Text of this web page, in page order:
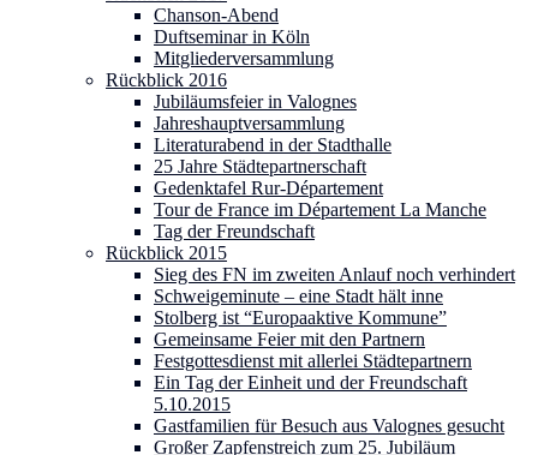
Chanson-Abend
Duftseminar in Köln
Mitgliederversammlung
Rückblick 2016
Jubiläumsfeier in Valognes
Jahreshauptversammlung
Literaturabend in der Stadthalle
25 Jahre Städtepartnerschaft
Gedenktafel Rur-Département
Tour de France im Département La Manche
Tag der Freundschaft
Rückblick 2015
Sieg des FN im zweiten Anlauf noch verhindert
Schweigeminute – eine Stadt hält inne
Stolberg ist “Europaaktive Kommune”
Gemeinsame Feier mit den Partnern
Festgottesdienst mit allerlei Städtepartnern
Ein Tag der Einheit und der Freundschaft
5.10.2015
Gastfamilien für Besuch aus Valognes gesucht
Großer Zapfenstreich zum 25. Jubiläum